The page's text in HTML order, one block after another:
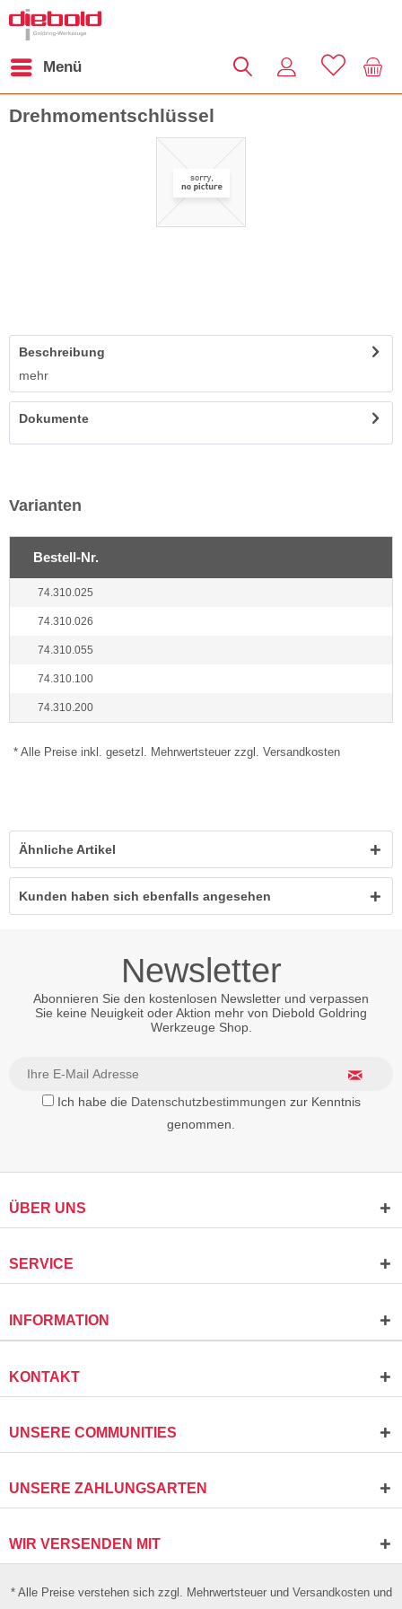
Menü
Drehmomentschlüssel
Beschreibung
mehr
Dokumente
Varianten
Bestell-Nr.
74.310.025
74.310.026
74.310.055
74.310.100
74.310.200
* Alle Preise inkl. gesetzl. Mehrwertsteuer zzgl. Versandkosten
Ähnliche Artikel
Kunden haben sich ebenfalls angesehen
Newsletter
Abonnieren Sie den kostenlosen Newsletter und verpassen
Sie keine Neuigkeit oder Aktion mehr von Diebold Goldring
Werkzeuge Shop.
Ich habe die Datenschutzbestimmungen zur Kenntnis
genommen.
ÜBER UNS
SERVICE
INFORMATION
KONTAKT
UNSERE COMMUNITIES
UNSERE ZAHLUNGSARTEN
WIR VERSENDEN MIT
* Alle Preise verstehen sich zzgl. Mehrwertsteuer und Versandkostenund